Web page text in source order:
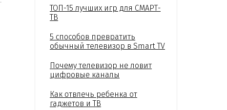
ТОП-15 лучших игр для СМАРТ-
ТВ
5 способов превратить
обычный телевизор в Smart TV
Почему телевизор не ловит
цифровые каналы
Как отвлечь ребенка от
гаджетов и ТВ